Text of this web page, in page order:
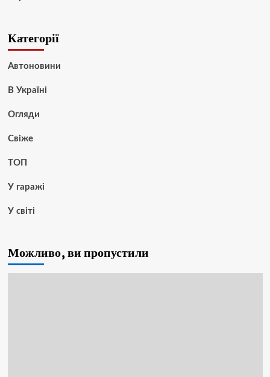
Категорії
Автоновини
В Україні
Огляди
Свіже
ТОП
У гаражі
У світі
Можливо, ви пропустили